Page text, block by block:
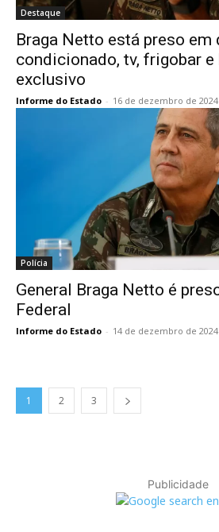
Destaque
Braga Netto está preso em
condicionado, tv, frigobar e
exclusivo
Informe do Estado - 16 de dezembro de 2024
Polícia
General Braga Netto é
Federal
Informe do Estado - 14 de dezembro de 2024
1 2 3
Publicidade